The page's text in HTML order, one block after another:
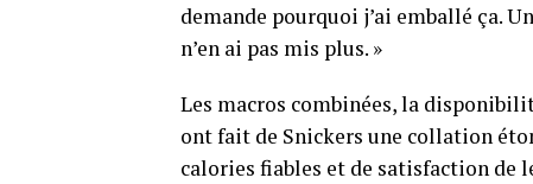
demande pourquoi j’ai emballé ça.
n’en ai pas mis plus. »
Les macros combinées, la
ont fait de Snickers une collation
calories fiables et de satisfaction de